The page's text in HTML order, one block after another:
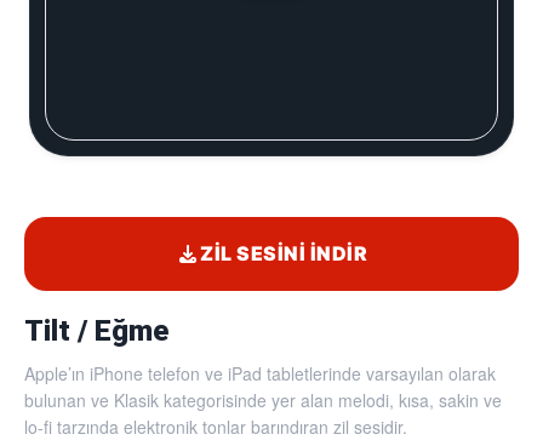
Tilt / Eğme
Apple’ın iPhone telefon ve iPad tabletlerinde varsayılan olarak
bulunan ve Klasik kategorisinde yer alan melodi, kısa, sakin ve
lo-fi tarzında elektronik tonlar barındıran zil sesidir.
ZIL SESINI İNDIR